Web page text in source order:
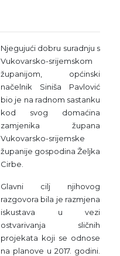
Njegujući dobru suradnju s
Vukovarsko-srijemskom
županijom, općinski
načelnik Siniša Pavlović
bio je na radnom sastanku
kod svog domaćina
zamjenika župana
Vukovarsko-srijemske
županije gospodina Željka
Cirbe.
Glavni cilj njihovog
razgovora bila je razmjena
iskustava u vezi
ostvarivanja sličnih
projekata koji se odnose
na planove u 2017. godini.